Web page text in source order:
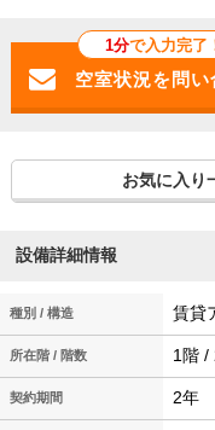
1分で入力完了
お気に入り
設備詳細情報
種別 / 構造 賃貸
所在階 / 階数 1階 /
契約期間 2年